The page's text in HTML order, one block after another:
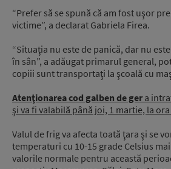
“Prefer să se spună că am fost uşor
victime”, a declarat Gabriela Firea.
“Situaţia nu este de panică, dar nu
în sân”, a adăugat primarul general,
copiii sunt transportaţi la şcoală cu
Atenţionarea cod galben de gera
şi va fi valabilă până joi, 1 martie, la ora
Valul de frig va afecta toată ţara şi se
temperaturi cu 10-15 grade Celsius
valorile normale pentru această